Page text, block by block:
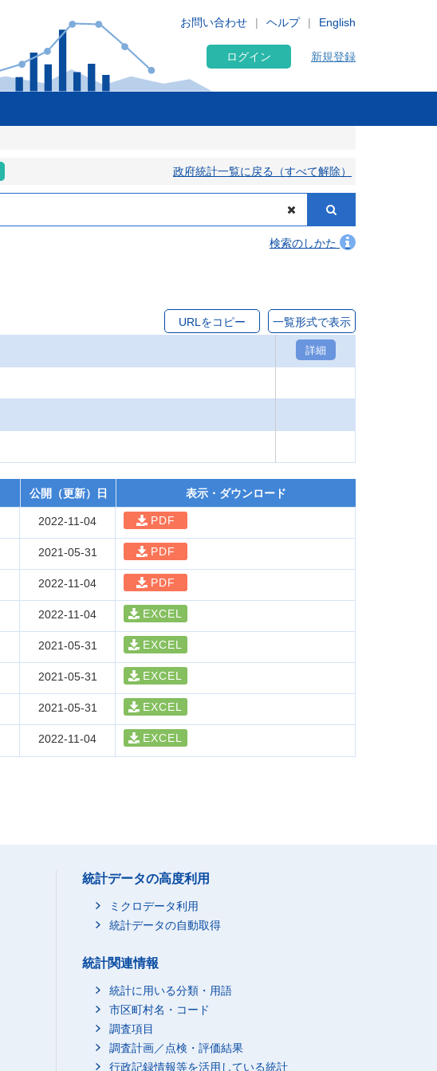
English
お問い合わせ ヘルプ
ログイン 新規登録
政府統計一覧に戻る（すべて解除）
検索のしかた
URLをコピー 一覧形式で表示
詳細
公開（更新）日 表示・ダウンロード
2022-11-04 PDF
2021-05-31 PDF
2022-11-04 PDF
2022-11-04 EXCEL
2021-05-31 EXCEL
2021-05-31 EXCEL
2021-05-31 EXCEL
2022-11-04 EXCEL
統計データの高度利用
ミクロデータ利用
統計データの自動取得
統計関連情報
統計に用いる分類・用語
市区町村名・コード
調査項目
調査計画／点検・評価結果
行政記録情報等を活用している統計